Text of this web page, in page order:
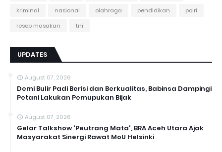
kriminal
nasional olahraga pendidikan
polri
resep masakan
tni
UPDATES
August 07, 2026
Demi Bulir Padi Berisi dan Berkualitas, Babinsa Dampingi
Petani Lakukan Pemupukan Bijak
August 07, 2026
Gelar Talkshow 'Peutrang Mata', BRA Aceh Utara Ajak
Masyarakat Sinergi Rawat MoU Helsinki